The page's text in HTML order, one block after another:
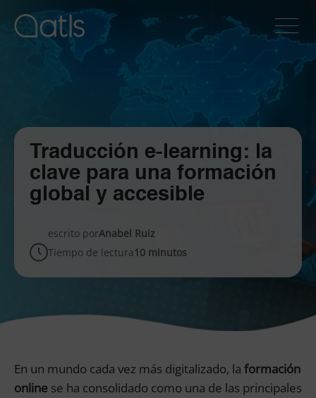
Traducción e-learning: la
clave para una formación
global y accesible
escrito porAnabel Ruiz
Tiempo de lectura10 minutos
En un mundo cada vez más digitalizado, la formación
online se ha consolidado como una de las principales